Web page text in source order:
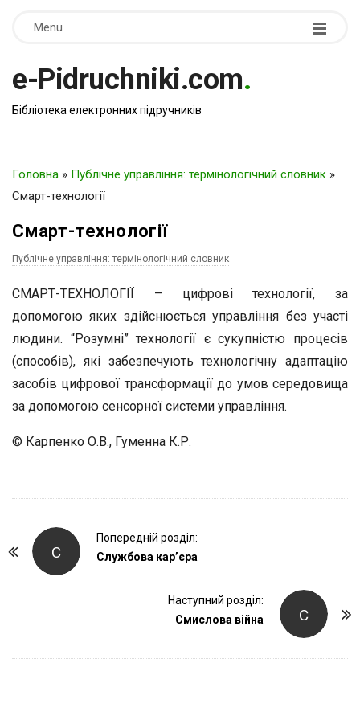
Menu
e-Pidruchniki.com.
Бібліотека електронних підручників
Головна » Публічне управління: термінологічний словник »
Смарт-технології
Смарт-технології
Публічне управління: термінологічний словник
СМАРТ-ТЕХНОЛОГІЇ – цифрові технології, за
допомогою яких здійснюється управління без участі
людини. “Розумні” технології є сукупністю процесів
(способів), які забезпечують технологічну адаптацію
засобів цифрової трансформації до умов середовища
за допомогою сенсорної системи управління.
© Карпенко О.В., Гуменна К.Р.
С
Попередній розділ:
Службова кар’єра
С
Наступний розділ:
Смислова війна